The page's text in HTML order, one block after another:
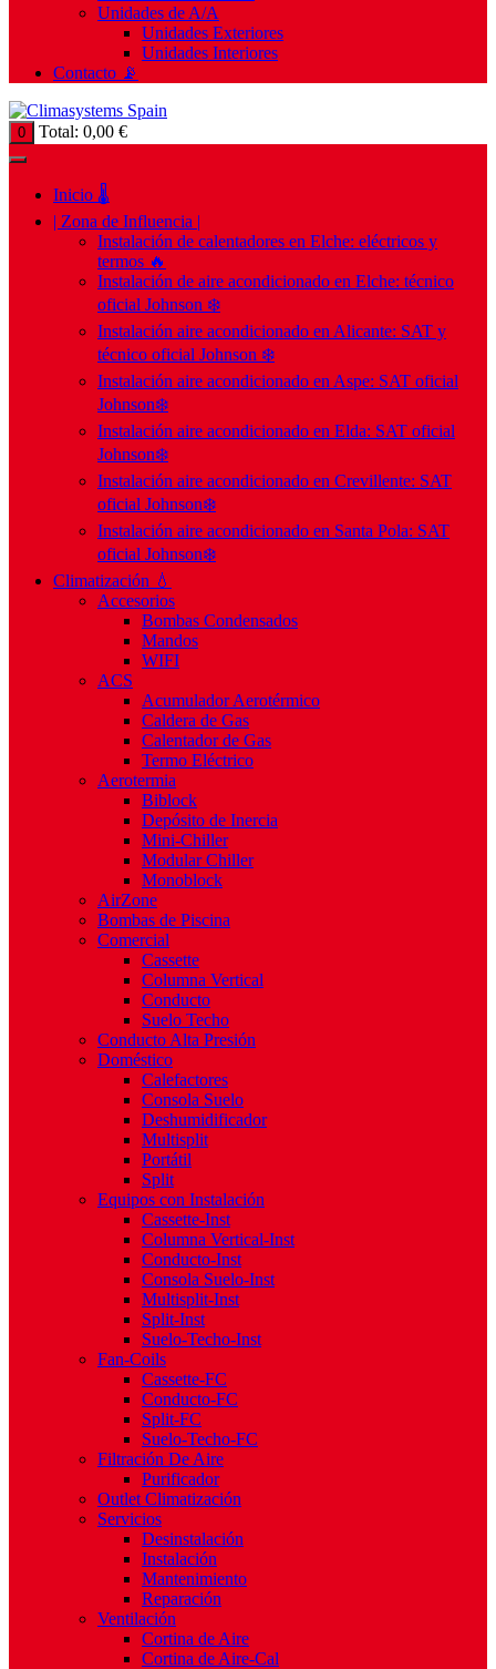
Unidades de A/A
Unidades Exteriores
Unidades Interiores
Contacto 📡
0 Total: 0,00 €
Inicio 🌡️
| Zona de Influencia |
Instalación de calentadores en Elche: eléctricos y
termos 🔥
Instalación de aire acondicionado en Elche: técnico
oficial Johnson ❄️
Instalación aire acondicionado en Alicante: SAT y
técnico oficial Johnson ❄️
Instalación aire acondicionado en Aspe: SAT oficial
Johnson❄️
Instalación aire acondicionado en Elda: SAT oficial
Johnson❄️
Instalación aire acondicionado en Crevillente: SAT
oficial Johnson❄️
Instalación aire acondicionado en Santa Pola: SAT
oficial Johnson❄️
Climatización 💧
Accesorios
Bombas Condensados
Mandos
WIFI
ACS
Acumulador Aerotérmico
Caldera de Gas
Calentador de Gas
Termo Eléctrico
Aerotermia
Biblock
Depósito de Inercia
Mini-Chiller
Modular Chiller
Monoblock
AirZone
Bombas de Piscina
Comercial
Cassette
Columna Vertical
Conducto
Suelo Techo
Conducto Alta Presión
Doméstico
Calefactores
Consola Suelo
Deshumidificador
Multisplit
Portátil
Split
Equipos con Instalación
Cassette-Inst
Columna Vertical-Inst
Conducto-Inst
Consola Suelo-Inst
Multisplit-Inst
Split-Inst
Suelo-Techo-Inst
Fan-Coils
Cassette-FC
Conducto-FC
Split-FC
Suelo-Techo-FC
Filtración De Aire
Purificador
Outlet Climatización
Servicios
Desinstalación
Instalación
Mantenimiento
Reparación
Ventilación
Cortina de Aire
Cortina de Aire-Cal